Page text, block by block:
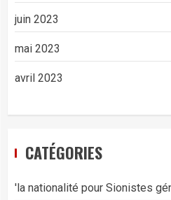
juin 2023
mai 2023
avril 2023
CATÉGORIES
'la nationalité pour Sionistes